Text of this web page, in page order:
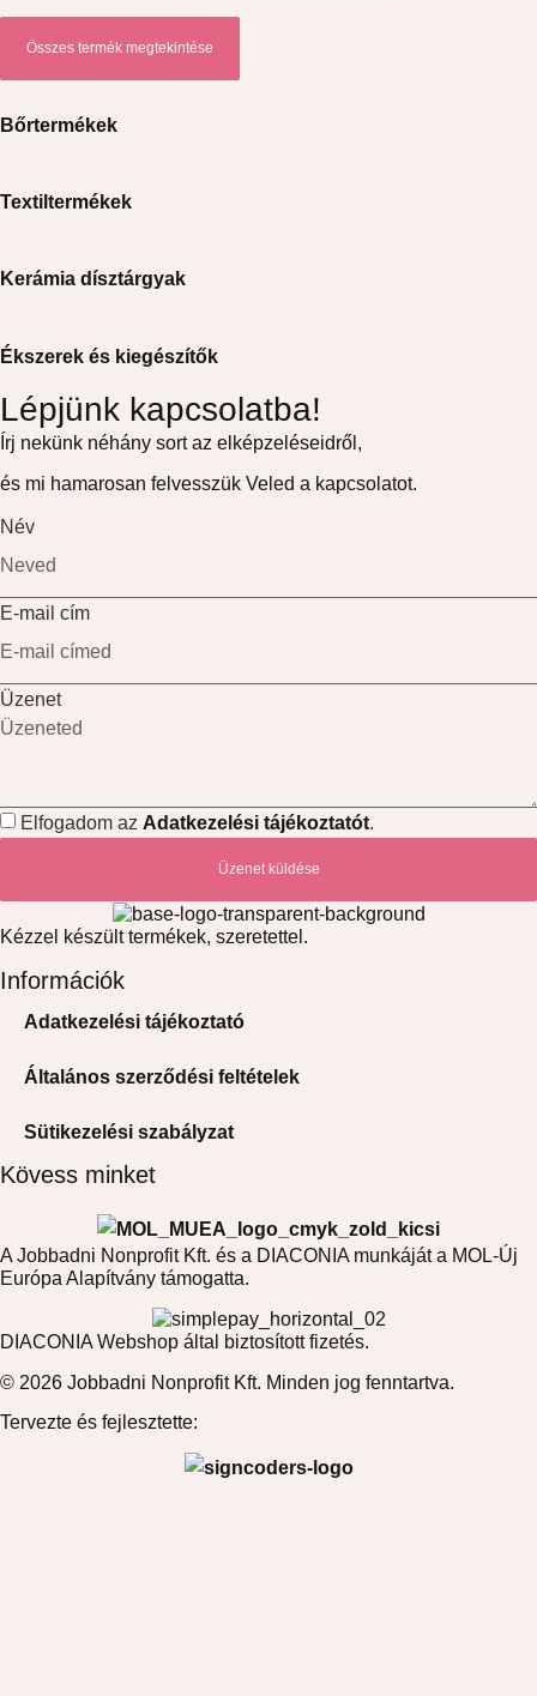
Összes termék megtekintése
Bőrtermékek
Textiltermékek
Kerámia dísztárgyak
Ékszerek és kiegészítők
Lépjünk kapcsolatba!
Írj nekünk néhány sort az elképzeléseidről,
és mi hamarosan felvesszük Veled a kapcsolatot.
Név
E-mail cím
Üzenet
Elfogadom az Adatkezelési tájékoztatót.
Üzenet küldése
Kézzel készült termékek, szeretettel.
Információk
Adatkezelési tájékoztató
Általános szerződési feltételek
Sütikezelési szabályzat
Kövess minket
A Jobbadni Nonprofit Kft. és a DIACONIA munkáját a MOL-Új
Európa Alapítvány támogatta.
DIACONIA Webshop által biztosított fizetés.
© 2026 Jobbadni Nonprofit Kft. Minden jog fenntartva.
Tervezte és fejlesztette: